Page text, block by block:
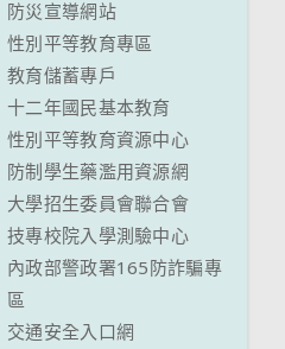
防災宣導網站
性別平等教育專區
教育儲蓄專戶
十二年國民基本教育
性別平等教育資源中心
防制學生藥濫用資源網
大學招生委員會聯合會
技專校院入學測驗中心
內政部警政署165防詐騙專
區
交通安全入口網